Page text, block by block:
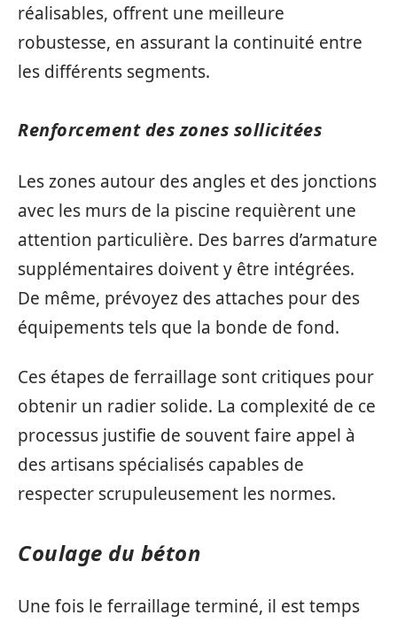
réalisables, offrent une meilleure
robustesse, en assurant la continuité entre
les différents segments.
Renforcement des zones sollicitées
Les zones autour des angles et des jonctions
avec les murs de la piscine requièrent une
attention particulière. Des barres d’armature
supplémentaires doivent y être intégrées.
De même, prévoyez des attaches pour des
équipements tels que la bonde de fond.
Ces étapes de ferraillage sont critiques pour
obtenir un radier solide. La complexité de ce
processus justifie de souvent faire appel à
des artisans spécialisés capables de
respecter scrupuleusement les normes.
Coulage du béton
Une fois le ferraillage terminé, il est temps